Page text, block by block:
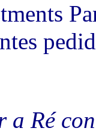
a Ré